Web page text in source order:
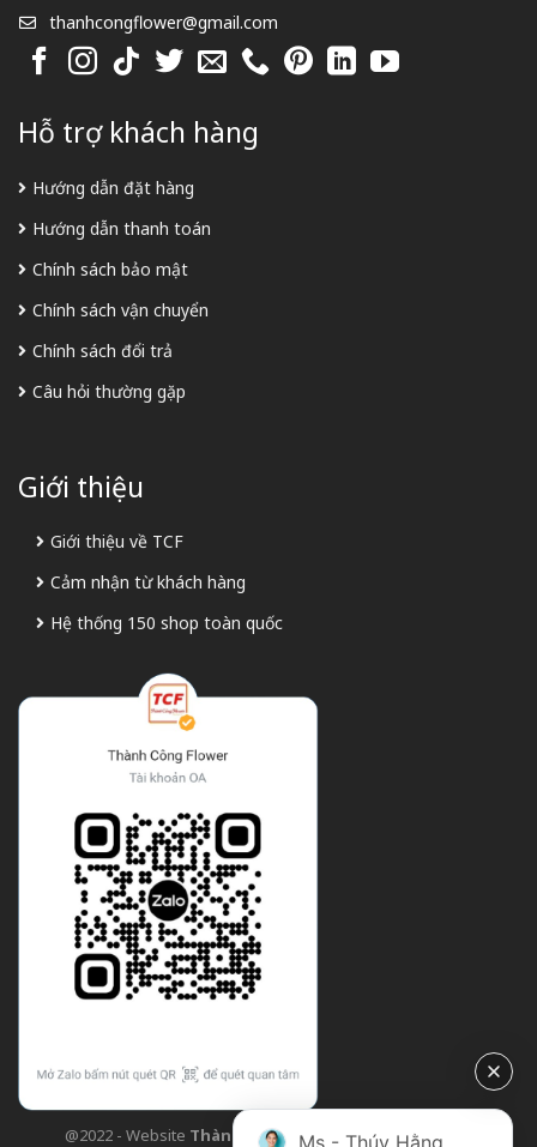
thanhcongflower@gmail.com
Hỗ trợ khách hàng
Hướng dẫn đặt hàng
Hướng dẫn thanh toán
Chính sách bảo mật
Chính sách vận chuyển
Chính sách đổi trả
Câu hỏi thường gặp
Giới thiệu
Giới thiệu về TCF
Cảm nhận từ khách hàng
Hệ thống 150 shop toàn quốc
@2022 - Website Thành Công Flower| Design bởi
Ms - Thúy Hằng